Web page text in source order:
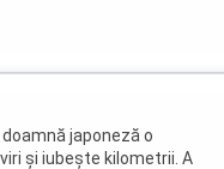
japoneză o
și iubește kilometrii. A